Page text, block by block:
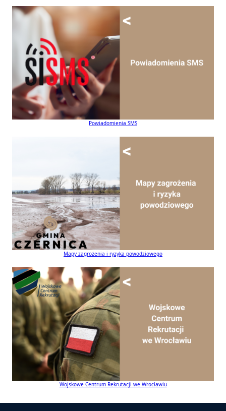
Powiadomienia SMS
Mapy zagrożenia i ryzyka powodziowego
Wojskowe Centrum Rekrutacji we Wrocławiu